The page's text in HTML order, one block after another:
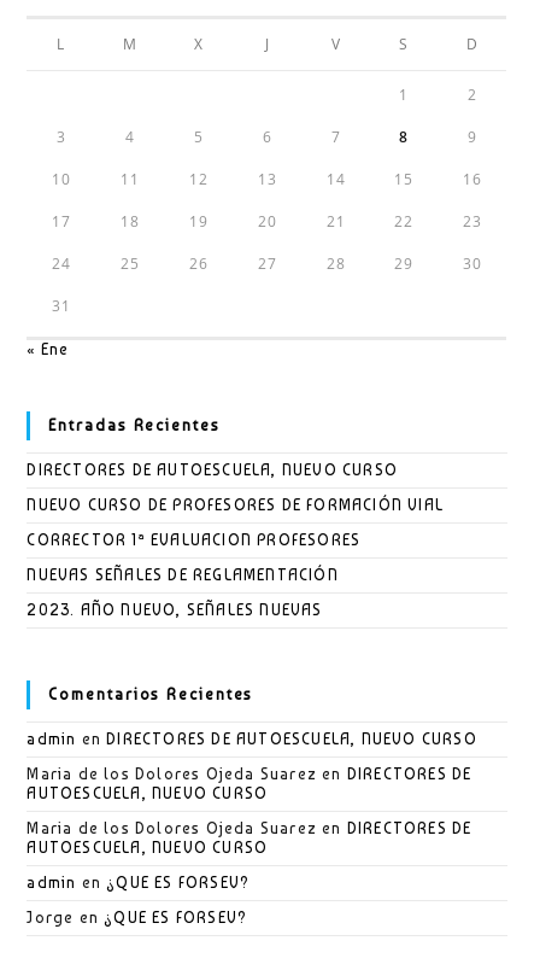
L M X J V S D
1 2
3 4 5 6 7 8 9
10 11 12 13 14 15 16
17 18 19 20 21 22 23
24 25 26 27 28 29 30
31
« Ene
Entradas Recientes
DIRECTORES DE AUTOESCUELA, NUEVO CURSO
NUEVO CURSO DE PROFESORES DE FORMACIÓN VIAL
CORRECTOR 1ª EVALUACION PROFESORES
NUEVAS SEÑALES DE REGLAMENTACIÓN
2023. AÑO NUEVO, SEÑALES NUEVAS
Comentarios Recientes
admin en DIRECTORES DE AUTOESCUELA, NUEVO CURSO
Maria de los Dolores Ojeda Suarez en DIRECTORES DE
AUTOESCUELA, NUEVO CURSO
Maria de los Dolores Ojeda Suarez en DIRECTORES DE
AUTOESCUELA, NUEVO CURSO
admin en ¿QUE ES FORSEV?
Jorge en ¿QUE ES FORSEV?